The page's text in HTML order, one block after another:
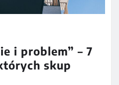
i problem” – 7
skup